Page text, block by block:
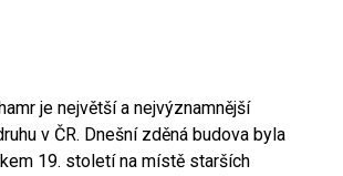
je největší a nejvýznamnější
v ČR. Dnešní zděná budova byla
19. století na místě starších